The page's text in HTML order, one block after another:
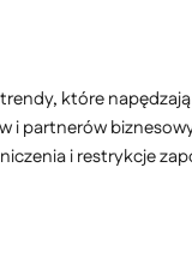
które
i partnerów
i restrykcje